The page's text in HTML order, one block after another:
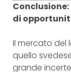
di
Il mercato del
quello
grande